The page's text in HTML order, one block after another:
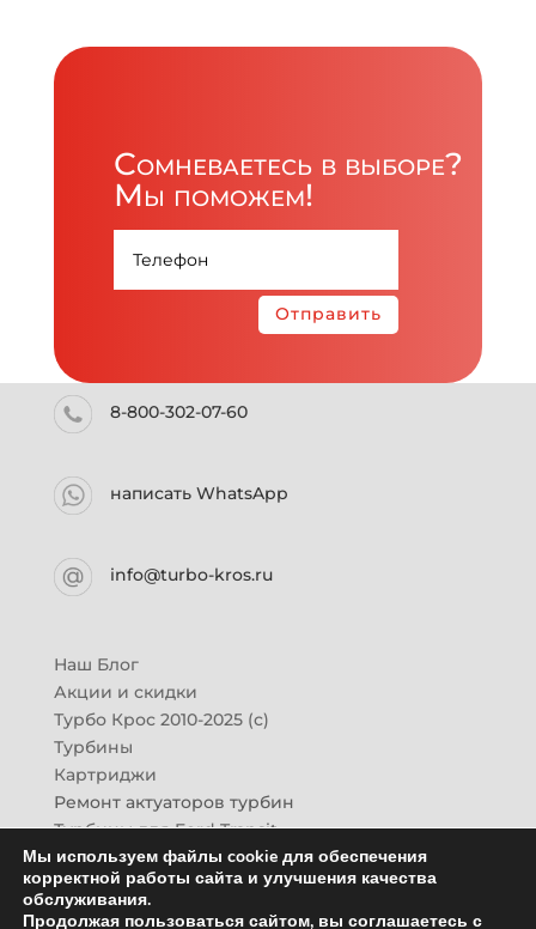
Сомневаетесь в выборе?
Мы поможем!
Отправить
8-800-302-07-60
написать WhatsApp
info@turbo-kros.ru
Наш Блог
Акции и скидки
Турбо Крос 2010-2025 (с)
Турбины
Картриджи
Ремонт актуаторов турбин
Турбины для Ford Transit
Турбины для Mazda CX-7
Картридж для ГАЗон-Next
Турбины HINO (Хино)
Мы используем файлы cookie для обеспечения
корректной работы сайта и улучшения качества
обслуживания.
Продолжая пользоваться сайтом, вы соглашаетесь с